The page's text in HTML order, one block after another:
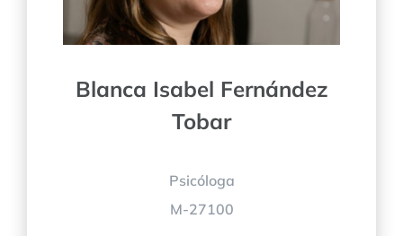
Blanca Isabel Fernández
Tobar
Psicóloga
M-27100